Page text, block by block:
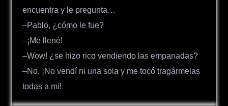
encuentra y le pregunta…
–Pablo, ¿cómo le fue?
–¡Me llené!
–Wow! ¿se hizo rico vendiendo las empanadas?
–No. ¡No vendí ni una sola y me tocó tragármelas
todas a mí!